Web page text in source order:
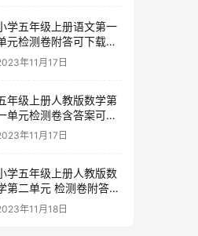
学五年级上册语文第一
元检测卷附答可下载打
年11月17日
年级上册人教版数学第
单元检测卷含答案可下
打印年11月17日
学五年级上册人教版数
第二单元 检测卷附答案
载年11月18日